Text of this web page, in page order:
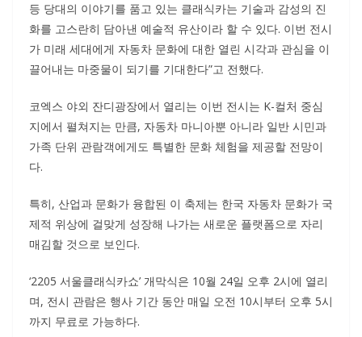
등 당대의 이야기를 품고 있는 클래식카는 기술과 감성의 진
화를 고스란히 담아낸 예술적 유산이라 할 수 있다. 이번 전시
가 미래 세대에게 자동차 문화에 대한 열린 시각과 관심을 이
끌어내는 마중물이 되기를 기대한다”고 전했다.
코엑스 야외 잔디광장에서 열리는 이번 전시는 K-컬처 중심
지에서 펼쳐지는 만큼, 자동차 마니아뿐 아니라 일반 시민과
가족 단위 관람객에게도 특별한 문화 체험을 제공할 전망이
다.
특히, 산업과 문화가 융합된 이 축제는 한국 자동차 문화가 국
제적 위상에 걸맞게 성장해 나가는 새로운 플랫폼으로 자리
매김할 것으로 보인다.
‘2205 서울클래식카쇼’ 개막식은 10월 24일 오후 2시에 열리
며, 전시 관람은 행사 기간 동안 매일 오전 10시부터 오후 5시
까지 무료로 가능하다.